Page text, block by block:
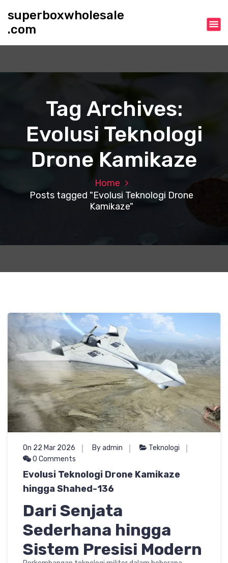
c
superboxwholesale
.com
Tag Archives:
Evolusi Teknologi
Drone Kamikaze
Home
Posts tagged "Evolusi Teknologi Drone
Kamikaze"
On 22 Mar 2026 By admin
Teknologi
0 Comments
Evolusi Teknologi Drone Kamikaze
hingga Shahed-136
Dari Senjata
Sederhana hingga
Sistem Presisi Modern